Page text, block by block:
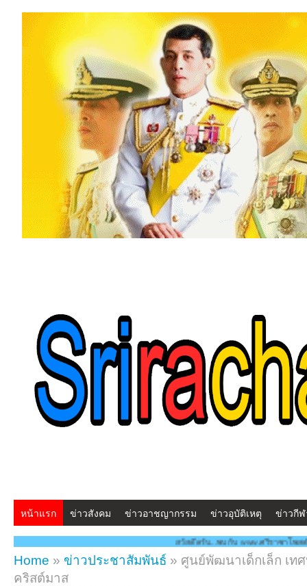
หน้าแรก ข่าวสังคม ข่าวอาชญากรรม ข่าวอุบัติเหตุ ข่าวกี
สวัสดีครับ...พบกับ www.ศรีราชาโพสต์.com โฉมใหม่!! "ส
Home » ข่าวประชาสัมพันธ์ » ศูนย์พัฒนาเด็กเล็ก เท
คริสต์มาส